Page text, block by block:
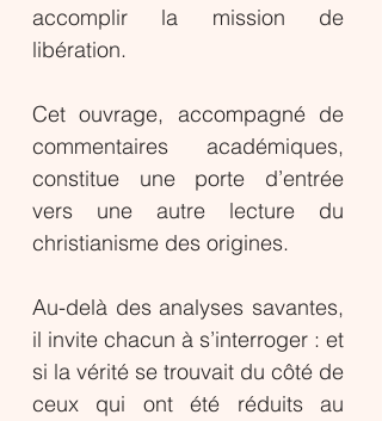
accomplir la mission de
libération.
Cet ouvrage, accompagné de
commentaires académiques,
constitue une porte d’entrée
vers une autre lecture du
christianisme des origines.
Au-delà des analyses savantes,
il invite chacun à s’interroger : et
si la vérité se trouvait du côté de
ceux qui ont été réduits au